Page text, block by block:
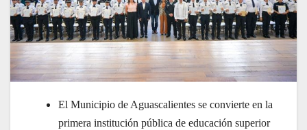
El Municipio de Aguascalientes se convierte en la
primera institución pública de educación superior